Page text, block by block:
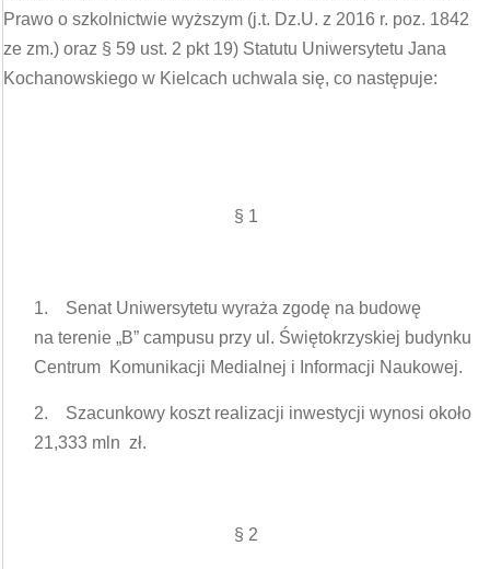
Prawo o szkolnictwie wyższym (j.t. Dz.U. z 2016 r. poz. 1842
ze zm.) oraz § 59 ust. 2 pkt 19) Statutu Uniwersytetu Jana
Kochanowskiego w Kielcach uchwala się, co następuje:
§ 1
1. Senat Uniwersytetu wyraża zgodę na budowę
na terenie „B” campusu przy ul. Świętokrzyskiej budynku
Centrum Komunikacji Medialnej i Informacji Naukowej.
2. Szacunkowy koszt realizacji inwestycji wynosi około
21,333 mln zł.
§ 2